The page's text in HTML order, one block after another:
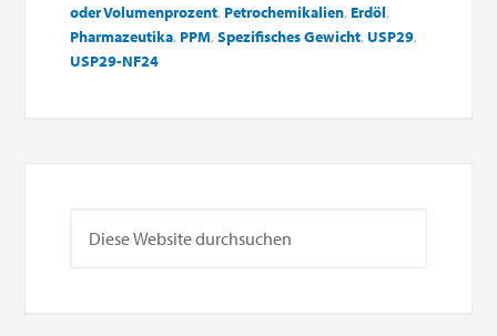
oder Volumenprozent, Petrochemikalien, Erdöl,
Pharmazeutika, PPM,Spezifisches Gewicht, USP29,
USP29-NF24